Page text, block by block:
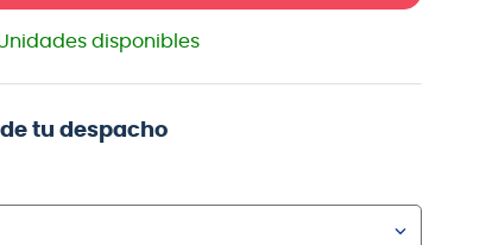
disponibles
tu despacho